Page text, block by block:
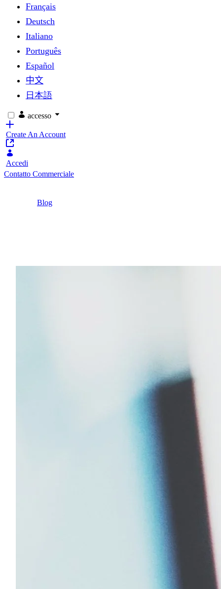
Français
Deutsch
Italiano
Português
Español
中文
日本語
accesso
Create An Account
Accedi
Contatto Commerciale
Blog